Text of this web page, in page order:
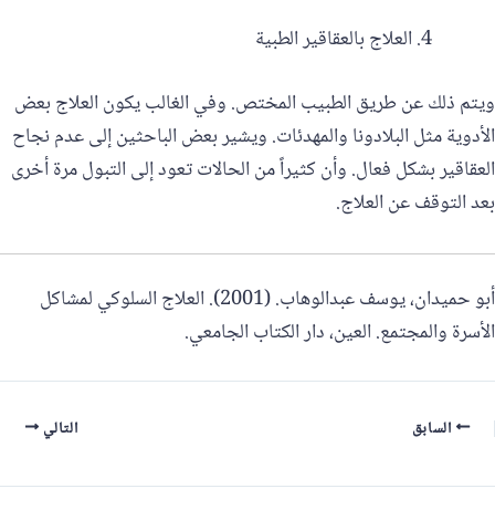
العلاج بالعقاقير الطبية
ويتم ذلك عن طريق الطبيب المختص. وفي الغالب يكون العلاج بعض
الأدوية مثل البلادونا والمهدئات. ويشير بعض الباحثين إلى عدم نجاح
العقاقير بشكل فعال. وأن كثيراً من الحالات تعود إلى التبول مرة أخرى
بعد التوقف عن العلاج.
أبو حميدان، يوسف عبدالوهاب. (2001). العلاج السلوكي لمشاكل
الأسرة والمجتمع. العين، دار الكتاب الجامعي.
السابق التالي